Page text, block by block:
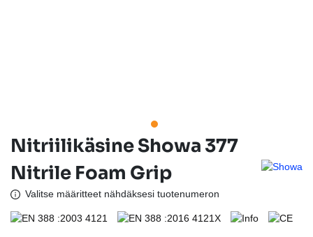
Nitriilikäsine Showa 377
Nitrile Foam Grip
Valitse määritteet nähdäksesi tuotenumeron